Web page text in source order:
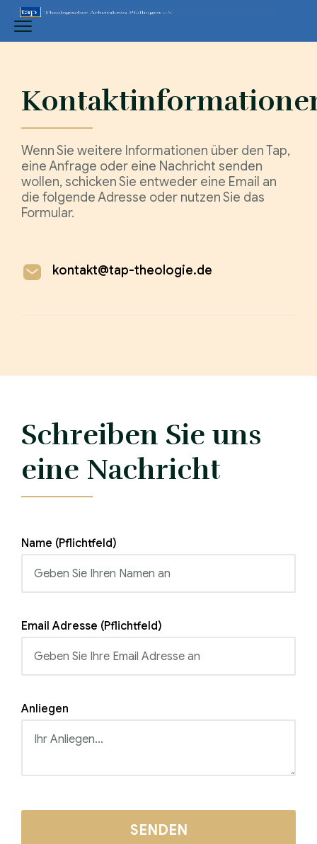
Wenn Sie weitere Informationen über den Tap,
eine Anfrage oder eine Nachricht senden
wollen, schicken Sie entweder eine Email an
die folgende Adresse oder nutzen Sie das
Formular.
kontakt@tap-theologie.de
Schreiben Sie uns
eine Nachricht
Name (Pflichtfeld)
Email Adresse (Pflichtfeld)
Anliegen